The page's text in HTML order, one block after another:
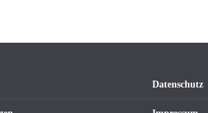
Datenschutz